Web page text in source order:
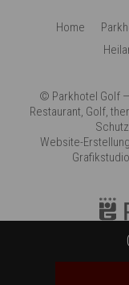
Home
© Parkhotel Golf—
Restaurant, Golf,
Website-Erstellung
Grafikstudio